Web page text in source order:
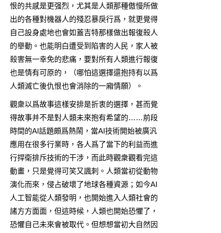
恨的共感是更强烈，尤其是人類那種傲慢所做
出的各種對機器人的殘忍暴戾行爲，就更覺得
自己設身處地也會如蓋吉特那樣做出報復殺人
的舉動。也能明白遭受到陷害的人民，家人被
殺害無一幸免的悲痛，要對所有人類進行報復
也是情有可原的，（哪怕這選擇還抱持有以爲
人類滅亡後仇恨也會消除的一廂情願）。
觀衆以爲故事這樣安排是折衷的選擇，甚而覺
得故事并不是對人類未來抱有希望的……前段
時間的AI話題頗爲熱鬧，當AI技術開始被廣汎
應用在很多行業時，各人爲了當下的利益而進
行捍衛排斥技術的干涉，而此時觀衆觀看完這
動畫，只是覺得可笑又諷刺。人類當初從動物
演化而來，侵占破壞了地球各種資源；如今AI
人工智能從人類發明，也開始進入人類社會的
諸方方面面，但這時候，人類也開始恐懼了，
恐懼自己未來會被取代。但想想當初大自然因